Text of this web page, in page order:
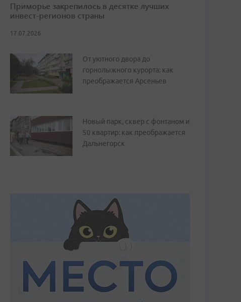
Приморье закрепилось в десятке лучших
инвест-регионов страны
17.07.2026
От уютного двора до
горнолыжного курорта: как
преображается Арсеньев
Новый парк, сквер с фонтаном и
50 квартир: как преображается
Дальнегорск